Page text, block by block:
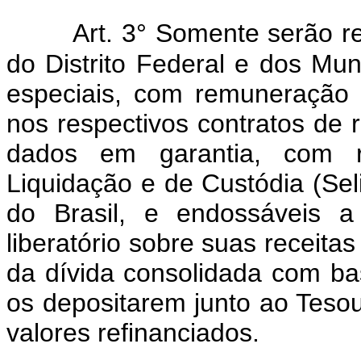
Art. 3° Somente serão
do Distrito Federal e dos
especiais, com
nos respectivos contratos de
dados em garantia, com
Liquidação e de Custódia
do Brasil, e endossáveis
liberatório sobre suas
da dívida consolidada com
os depositarem junto ao
valores refinanciados.